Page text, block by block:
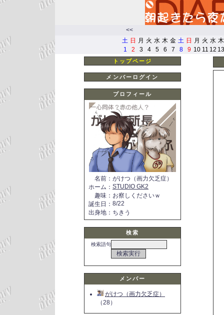
<<
土 日 月 火 水 木 金 土 日 月 火 水 木
1
2 3 4 5 6 7 8 9 10 11 12 13
トップページ
メンバーログイン
プロフィール
名前 ： がけつ（画力欠乏症）
ホーム ： STUDIO GK2
趣味 ： お察しくださいｗ
誕生日 ： 8/22
出身地 ： ちきう
検索
検索語句
メンバー
がけつ（画力欠乏症）
（28）